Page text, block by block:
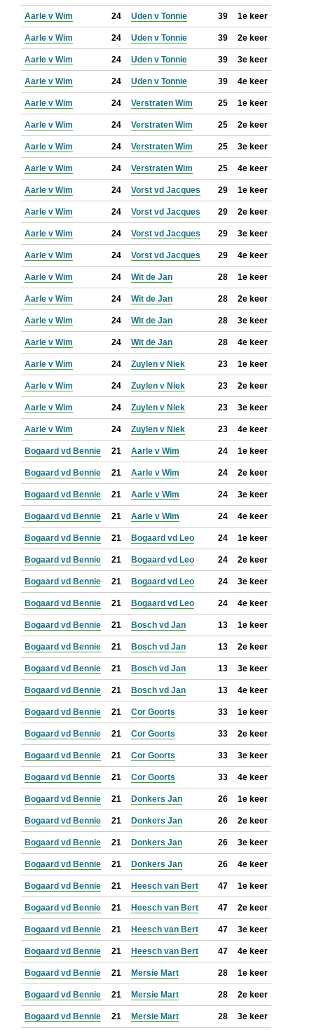
Aarle v Wim 24 Uden v Tonnie 39 1e keer
Aarle v Wim 24 Uden v Tonnie 39 2e keer
Aarle v Wim 24 Uden v Tonnie 39 3e keer
Aarle v Wim 24 Uden v Tonnie 39 4e keer
Aarle v Wim 24 Verstraten Wim 25 1e keer
Aarle v Wim 24 Verstraten Wim 25 2e keer
Aarle v Wim 24 Verstraten Wim 25 3e keer
Aarle v Wim 24 Verstraten Wim 25 4e keer
Aarle v Wim 24 Vorst vd Jacques 29 1e keer
Aarle v Wim 24 Vorst vd Jacques 29 2e keer
Aarle v Wim 24 Vorst vd Jacques 29 3e keer
Aarle v Wim 24 Vorst vd Jacques 29 4e keer
Aarle v Wim 24 Wit de Jan 28 1e keer
Aarle v Wim 24 Wit de Jan 28 2e keer
Aarle v Wim 24 Wit de Jan 28 3e keer
Aarle v Wim 24 Wit de Jan 28 4e keer
Aarle v Wim 24 Zuylen v Niek 23 1e keer
Aarle v Wim 24 Zuylen v Niek 23 2e keer
Aarle v Wim 24 Zuylen v Niek 23 3e keer
Aarle v Wim 24 Zuylen v Niek 23 4e keer
Bogaard vd Bennie 21 Aarle v Wim 24 1e keer
Bogaard vd Bennie 21 Aarle v Wim 24 2e keer
Bogaard vd Bennie 21 Aarle v Wim 24 3e keer
Bogaard vd Bennie 21 Aarle v Wim 24 4e keer
Bogaard vd Bennie 21 Bogaard vd Leo 24 1e keer
Bogaard vd Bennie 21 Bogaard vd Leo 24 2e keer
Bogaard vd Bennie 21 Bogaard vd Leo 24 3e keer
Bogaard vd Bennie 21 Bogaard vd Leo 24 4e keer
Bogaard vd Bennie 21 Bosch vd Jan 13 1e keer
Bogaard vd Bennie 21 Bosch vd Jan 13 2e keer
Bogaard vd Bennie 21 Bosch vd Jan 13 3e keer
Bogaard vd Bennie 21 Bosch vd Jan 13 4e keer
Bogaard vd Bennie 21 Cor Goorts 33 1e keer
Bogaard vd Bennie 21 Cor Goorts 33 2e keer
Bogaard vd Bennie 21 Cor Goorts 33 3e keer
Bogaard vd Bennie 21 Cor Goorts 33 4e keer
Bogaard vd Bennie 21 Donkers Jan 26 1e keer
Bogaard vd Bennie 21 Donkers Jan 26 2e keer
Bogaard vd Bennie 21 Donkers Jan 26 3e keer
Bogaard vd Bennie 21 Donkers Jan 26 4e keer
Bogaard vd Bennie 21 Heesch van Bert 47 1e keer
Bogaard vd Bennie 21 Heesch van Bert 47 2e keer
Bogaard vd Bennie 21 Heesch van Bert 47 3e keer
Bogaard vd Bennie 21 Heesch van Bert 47 4e keer
Bogaard vd Bennie 21 Mersie Mart 28 1e keer
Bogaard vd Bennie 21 Mersie Mart 28 2e keer
Bogaard vd Bennie 21 Mersie Mart 28 3e keer